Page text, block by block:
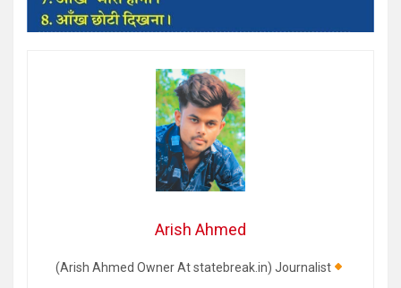
Arish Ahmed
(Arish Ahmed Owner At statebreak.in) Journalist